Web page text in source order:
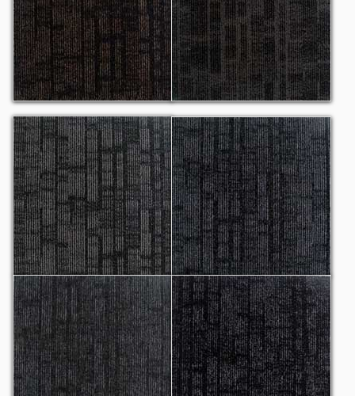
Discovery 1405 Discovery 1406
Discovery 1407 Discovery 1408